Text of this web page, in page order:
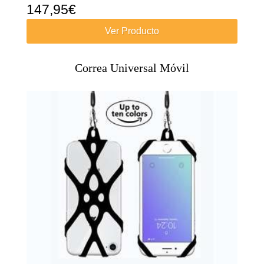
147,95€
Ver Producto
Correa Universal Móvil